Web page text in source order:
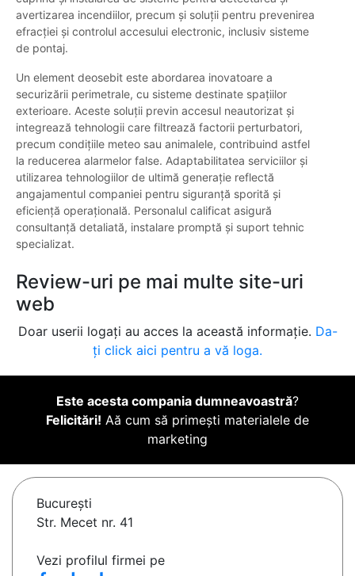
avertizarea incendiilor, precum și soluții pentru prevenirea
efracției și controlul accesului electronic, inclusiv sisteme
de pontaj.
Un element deosebit este abordarea inovatoare a
securizării perimetrale, cu sisteme destinate spațiilor
exterioare. Aceste soluții previn accesul neautorizat și
integrează tehnologii care filtrează factorii perturbatori,
precum condițiile meteo sau animalele, contribuind astfel
la reducerea alarmelor false. Adaptabilitatea serviciilor și
utilizarea tehnologiilor de ultimă generație reflectă
angajamentul companiei pentru siguranță sporită și
eficiență operațională. Personalul calificat asigură
consultanță detaliată, instalare promptă și suport tehnic
specializat.
Review-uri pe mai multe site-uri
web
Doar userii logați au acces la această informație. Da-
ți click aici pentru a vă loga.
Este acesta compania dumneavoastră?
Felicitări! Aă cum să primești materialele de
marketing
Bucureşti
Str. Mecet nr. 41
Vezi profilul firmei pe